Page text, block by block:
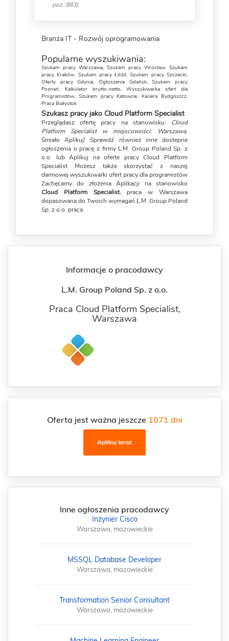
poz. 883).
Branża IT - Rozwój oprogramowania
Popularne wyszukiwania:
Szukam pracy Warszawa, Szukam pracy Wrocław, Szukam
pracy Kraków, Szukam pracy Łódź,Szukam pracy Szczecin,
Oferty pracy Gdynia,Ogłoszenia Gdańsk,Szukam pracy
Poznań, Kalkulator brutto-netto,Wyszukiwarka ofert dla
Programistów, Szukam pracy Katowcie,Kariera Bydgoszcz,
Praca Białystok
Szukasz pracy jako Cloud Platform Specialist
Przeglądasz ofertę pracy na stanowisku: Cloud
Platform Specialist w miejscowości: Warszawa.
Śmiało Aplikuj! Sprawdź również inne dostepne
ogłoszenia o pracę z firmy L.M. Group Poland Sp. z
o.o. lub Aplikuj na oferte pracy Cloud Platform
Specialist Możesz także skorzystać z naszej
darmowej wyszukiwarki ofert pracy dla programistów
Zachęcamy do złożenia Aplikacji na stanowisko
Cloud Platform Specialist, praca w Warszawa
dopasowana do Twoich wymagań.L.M. Group Poland
Sp. z o.o. praca.
Informacje o pracodawcy
L.M. Group Poland Sp. z o.o.
Praca Cloud Platform Specialist,
Warszawa
Oferta jest ważna jeszcze 1071 dni
Aplikuj teraz
Inne ogłoszenia pracodawcy
Inżynier Cisco
Warszawa, mazowieckie
MSSQL Database Developer
Warszawa, mazowieckie
Transformation Senior Consultant
Warszawa, mazowieckie